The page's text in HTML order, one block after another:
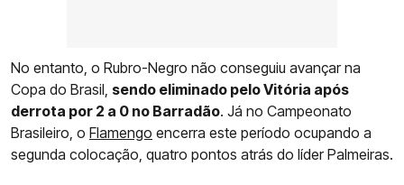
No entanto, o Rubro-Negro não conseguiu avançar na
Copa do Brasil, sendo eliminado pelo Vitória após
derrota por 2 a 0 no Barradão. Já no Campeonato
Brasileiro, o Flamengo encerra este período ocupando a
segunda colocação, quatro pontos atrás do líder Palmeiras.